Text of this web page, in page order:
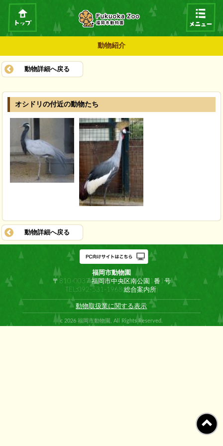
動物紹介
動物詳細へ戻る
オシドリの付近の動物たち
動物詳細へ戻る
福岡市動物園
〒810-0037 福岡市中央区南公園1番1号
TEL:092-531-1968(総合案内所)
動物取扱業に関する表示
c 2026 福岡市動物園, All Rights Reserved.